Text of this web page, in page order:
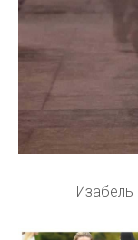
Изабель